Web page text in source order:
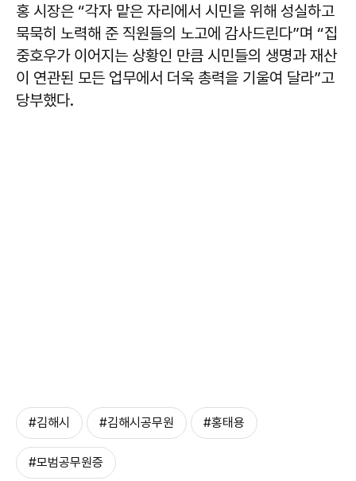
홍 시장은 “각자 맡은 자리에서 시민을 위해 성실하고
묵묵히 노력해 준 직원들의 노고에 감사드린다”며 “집
중호우가 이어지는 상황인 만큼 시민들의 생명과 재산
이 연관된 모든 업무에서 더욱 총력을 기울여 달라”고
당부했다.
#김해시 #김해시공무원 #홍태용
#모범공무원증